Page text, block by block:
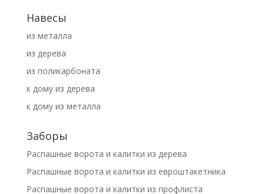
Навесы
из металла
из дерева
из поликарбоната
к дому из дерева
к дому из металла
Заборы
Распашные ворота и калитки из дерева
Распашные ворота и калитки из евроштакетника
Распашные ворота и калитки из профлиста